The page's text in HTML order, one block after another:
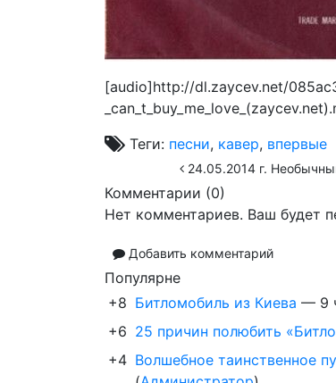
[audio]http://dl.zaycev.net/
Теги: песни, кавер, впервые
24.05.2014 г.
Комментарии (0)
Нет комментариев. Ваш будет
Добавить комментарий
Популярне
+8 Битломобиль из Киева — 9
+6 25 причин полюбить
+4 Волшебное таинственное